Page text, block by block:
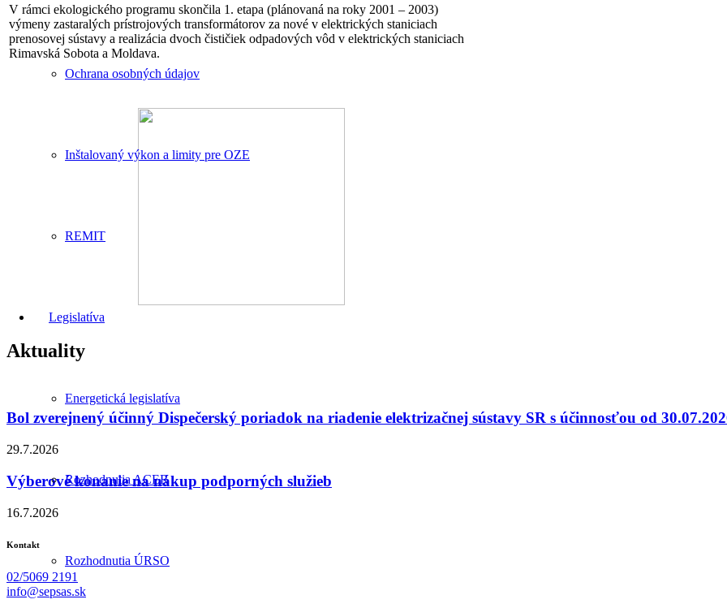
Ochrana osobných údajov
Inštalovaný výkon a limity pre OZE
REMIT
Legislatíva
Energetická legislatíva
Rozhodnutia ACER
Rozhodnutia ÚRSO
V rámci ekologického programu skončila 1. etapa (plánovaná na roky 2001 – 2003)
výmeny zastaralých prístrojových transformátorov za nové v elektrických staniciach
prenosovej sústavy a realizácia dvoch čističiek odpadových vôd v elektrických staniciach
Rimavská Sobota a Moldava.
Aktuality
Bol zverejnený účinný Dispečerský poriadok na riadenie elektrizačnej sústavy SR s účinnosťou od
29.7.2026
Výberové konanie na nákup podporných služieb
16.7.2026
Kontakt
02/5069 2191
info@sepsas.sk